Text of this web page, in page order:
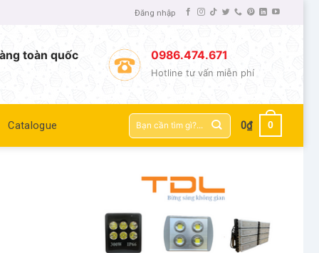
Đăng nhập
toàn quốc 0986.474.671
Hotline tư vấn miễn phí
Catalogue
Tìm
kiếm:
0₫ 0